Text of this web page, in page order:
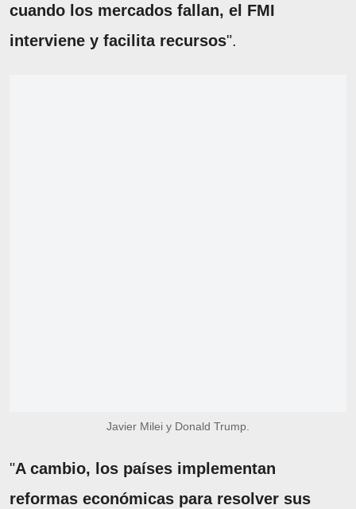
cuando los mercados fallan, el FMI
interviene y facilita recursos".
Javier Milei y Donald Trump.
"A cambio, los países implementan
reformas económicas para resolver sus